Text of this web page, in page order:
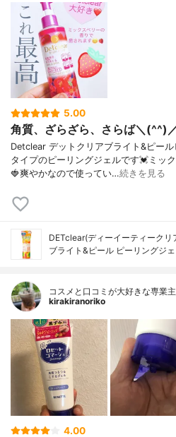
5.00
角質、ざらざら、さらば＼(^^)
Detclear デットクリアブライト&ピー
タイプのピーリングジェルです💓ミッ
🍓爽やかなので使ってい…続きを見る
DETclear(ディーイーティークリ
ブライト&ピール ピーリングジ
コスメと口コミが大好きな専業
kirakiranoriko
4.00